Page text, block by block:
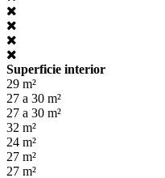
Superficie interior
29 m²
27 a 30 m²
27 a 30 m²
32 m²
24 m²
27 m²
27 m²